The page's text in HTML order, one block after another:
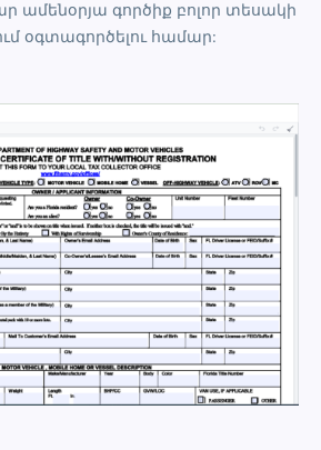
ամենօրյա գործիք բոլոր տեսակի
օգտագործելու համար: